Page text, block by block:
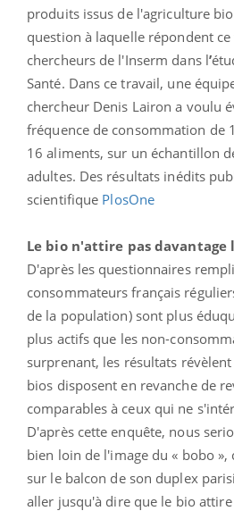
produits issus de l'agriculture
question à laquelle répondent
chercheurs de l'Inserm dans l’
Santé. Dans ce travail, une
chercheur Denis Lairon a voulu
fréquence de consommation de
16 aliments, sur un échantillon
adultes. Des résultats inédits
scientifique PlosOne
Le bio n'attire pas davantage
D'après les questionnaires
consommateurs français
de la population) sont plus
plus actifs que les non-
surprenant, les résultats
bios disposent en revanche de
comparables à ceux qui ne
D'après cette enquête, nous
bien loin de l'image du « bobo
sur le balcon de son duplex
aller jusqu'à dire que le bio